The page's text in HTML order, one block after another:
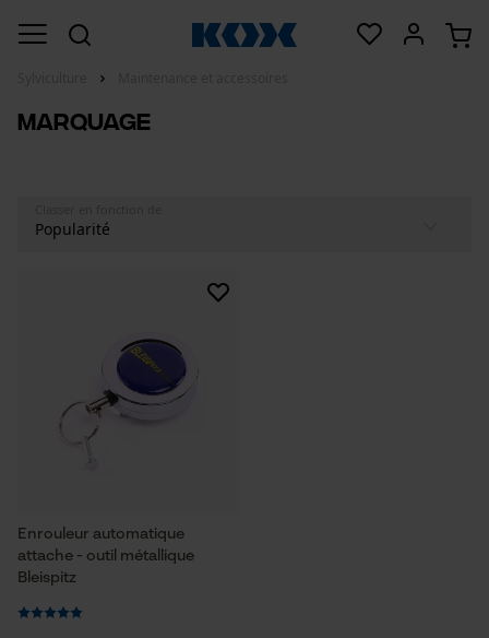
Marquage
Enrouleur automatique
attache - outil métallique
Bleispitz